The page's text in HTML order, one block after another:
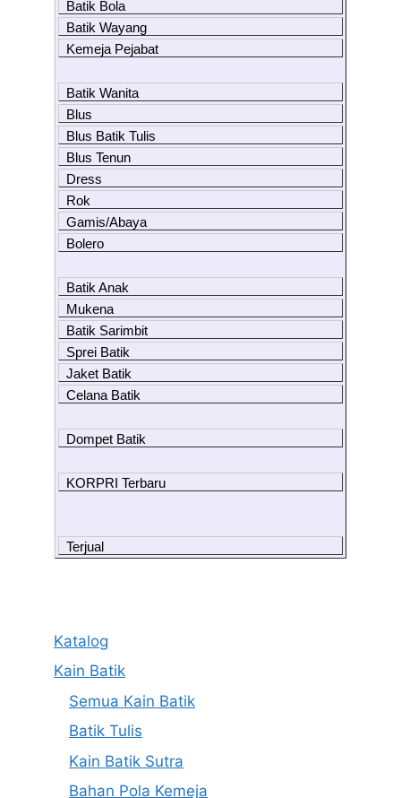
Batik Bola
Batik Wayang
Kemeja Pejabat
Batik Wanita
Blus
Blus Batik Tulis
Blus Tenun
Dress
Rok
Gamis/Abaya
Bolero
Batik Anak
Mukena
Batik Sarimbit
Sprei Batik
Jaket Batik
Celana Batik
Dompet Batik
KORPRI Terbaru
Terjual
Katalog
Kain Batik
Semua Kain Batik
Batik Tulis
Kain Batik Sutra
Bahan Pola Kemeja